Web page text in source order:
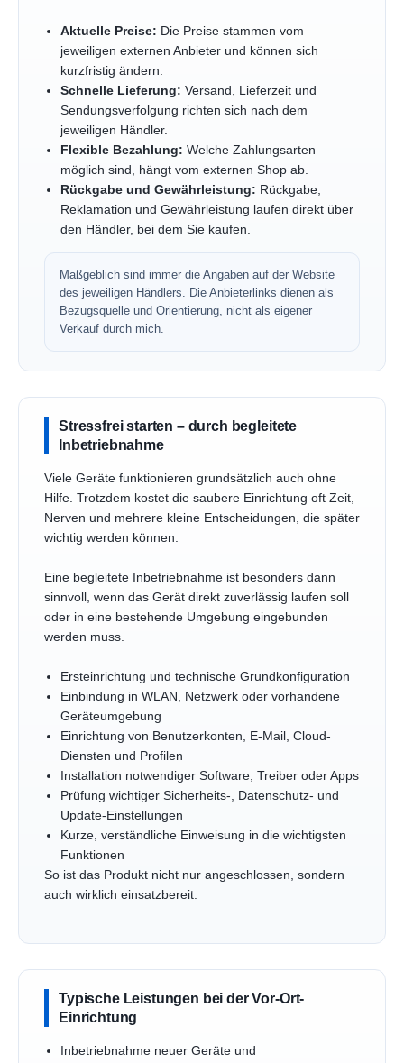
Aktuelle Preise: Die Preise stammen vom
jeweiligen externen Anbieter und können sich
kurzfristig ändern.
Schnelle Lieferung: Versand, Lieferzeit und
Sendungsverfolgung richten sich nach dem
jeweiligen Händler.
Flexible Bezahlung: Welche Zahlungsarten
möglich sind, hängt vom externen Shop ab.
Rückgabe und Gewährleistung: Rückgabe,
Reklamation und Gewährleistung laufen direkt über
den Händler, bei dem Sie kaufen.
Maßgeblich sind immer die Angaben auf der Website
des jeweiligen Händlers. Die Anbieterlinks dienen als
Bezugsquelle und Orientierung, nicht als eigener
Verkauf durch mich.
Stressfrei starten – durch begleitete
Inbetriebnahme
Viele Geräte funktionieren grundsätzlich auch ohne
Hilfe. Trotzdem kostet die saubere Einrichtung oft Zeit,
Nerven und mehrere kleine Entscheidungen, die später
wichtig werden können.
Eine begleitete Inbetriebnahme ist besonders dann
sinnvoll, wenn das Gerät direkt zuverlässig laufen soll
oder in eine bestehende Umgebung eingebunden
werden muss.
Ersteinrichtung und technische Grundkonfiguration
Einbindung in WLAN, Netzwerk oder vorhandene
Geräteumgebung
Einrichtung von Benutzerkonten, E-Mail, Cloud-
Diensten und Profilen
Installation notwendiger Software, Treiber oder Apps
Prüfung wichtiger Sicherheits-, Datenschutz- und
Update-Einstellungen
Kurze, verständliche Einweisung in die wichtigsten
Funktionen
So ist das Produkt nicht nur angeschlossen, sondern
auch wirklich einsatzbereit.
Typische Leistungen bei der Vor-Ort-
Einrichtung
Inbetriebnahme neuer Geräte und